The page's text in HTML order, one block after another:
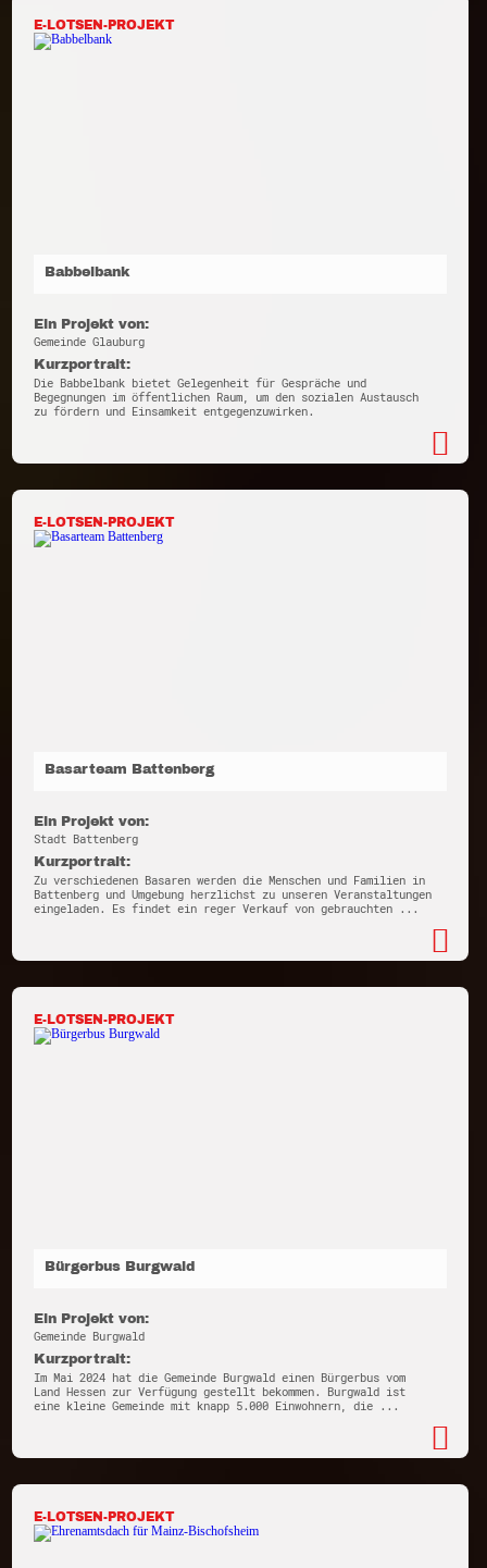
E-LOTSEN-PROJEKT
Babbelbank
Ein Projekt von:
Gemeinde Glauburg
Kurzportrait:
Die Babbelbank bietet Gelegenheit für Gespräche und
Begegnungen im öffentlichen Raum, um den sozialen Austausch
zu fördern und Einsamkeit entgegenzuwirken.
E-LOTSEN-PROJEKT
Basarteam Battenberg
Ein Projekt von:
Stadt Battenberg
Kurzportrait:
Zu verschiedenen Basaren werden die Menschen und Familien in
Battenberg und Umgebung herzlichst zu unseren Veranstaltungen
eingeladen. Es findet ein reger Verkauf von gebrauchten ...
E-LOTSEN-PROJEKT
Bürgerbus Burgwald
Ein Projekt von:
Gemeinde Burgwald
Kurzportrait:
Im Mai 2024 hat die Gemeinde Burgwald einen Bürgerbus vom
Land Hessen zur Verfügung gestellt bekommen. Burgwald ist
eine kleine Gemeinde mit knapp 5.000 Einwohnern, die ...
E-LOTSEN-PROJEKT